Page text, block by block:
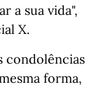
a sua vida",
X.
condolências
forma,